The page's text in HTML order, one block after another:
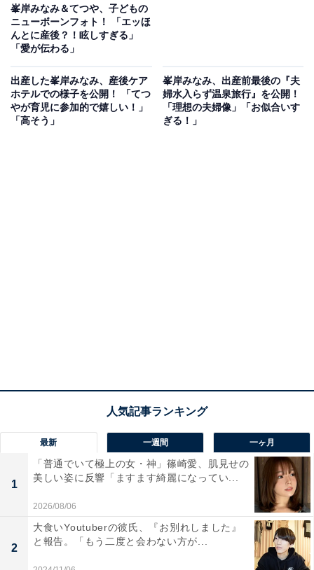
峯岸みなみ＆てつや、子どもの
ニューボーンフォト！ 「エッほ
んとに産後？！眩しすぎる」
「愛が伝わる」
出産した峯岸みなみ、産後ケア
ホテルでの様子を公開！ 「てつ
やが育児に参加的で嬉しい！」
「高そう」
峯岸みなみ、出産前最後の『夫
婦水入らず温泉旅行』を公開！
「理想の夫婦像」「お似合いす
ぎる！」
最新 一週間 一ヶ月
1
「普通でいて極上の女・神」篠崎愛、肌見せの
美しい姿に反響「ますます綺麗になってい...
2026/08/06
2
大食いYoutuberの彼氏、『お別れしました』
と報告。「もう二度と会わない方が...